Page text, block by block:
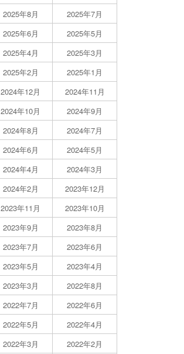
2025年8月
2025年7月
2025年6月
2025年5月
2025年4月
2025年3月
2025年2月
2025年1月
2024年12月
2024年11月
2024年10月
2024年9月
2024年8月
2024年7月
2024年6月
2024年5月
2024年4月
2024年3月
2024年2月
2023年12月
2023年11月
2023年10月
2023年9月
2023年8月
2023年7月
2023年6月
2023年5月
2023年4月
2023年3月
2022年8月
2022年7月
2022年6月
2022年5月
2022年4月
2022年3月
2022年2月